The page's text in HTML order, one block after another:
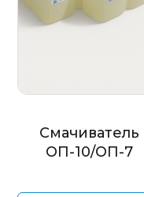
Смачиватель
ОП-10/ОП-7